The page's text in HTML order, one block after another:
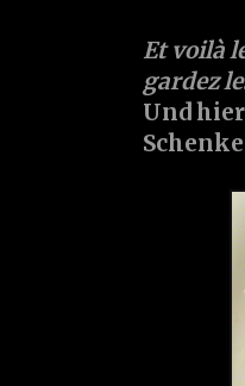
Et voilà
gardez
Und